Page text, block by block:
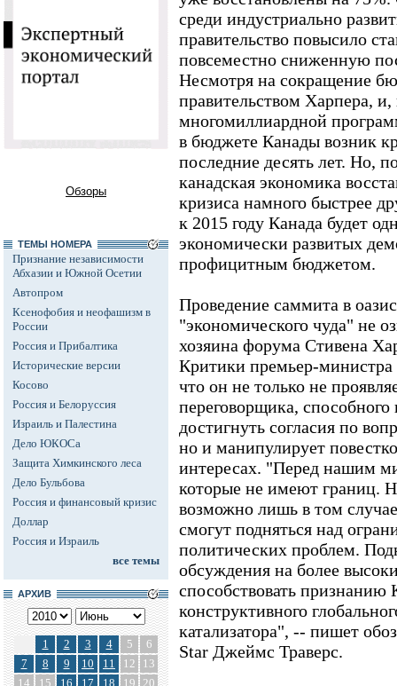
Обзоры
ТЕМЫ НОМЕРА
Признание независимости
Абхазии и Южной Осетии
Автопром
Ксенофобия и неофашизм в
России
Россия и Прибалтика
Исторические версии
Косово
Россия и Белоруссия
Израиль и Палестина
Дело ЮКОСа
Защита Химкинского леса
Дело Бульбова
Россия и финансовый кризис
Доллар
Россия и Израиль
все темы
АРХИВ
1 2 3 4 5
6
7
8 9 10 11 12
13
14
15 16 17 18 19 20
среди индустриально
правительство повысило
повсеместно сниженную
Несмотря на сокращение
правительством Харпера, и,
многомиллиардной
в бюджете Канады возник
последние десять лет. Но,
канадская экономика
кризиса намного быстрее
к 2015 году Канада будет
экономически развитых
профицитным бюджетом.
Проведение саммита в
"экономического чуда" не
хозяина форума Стивена
Критики премьер-министра
что он не только не
переговорщика,
достигнуть согласия по
но и манипулирует
интересах. "Перед нашим
которые не имеют границ.
возможно лишь в том
смогут подняться над
политических проблем.
обсуждения на более
способствовать признанию
конструктивного
катализатора", -- пишет
Star Джеймс Траверс.